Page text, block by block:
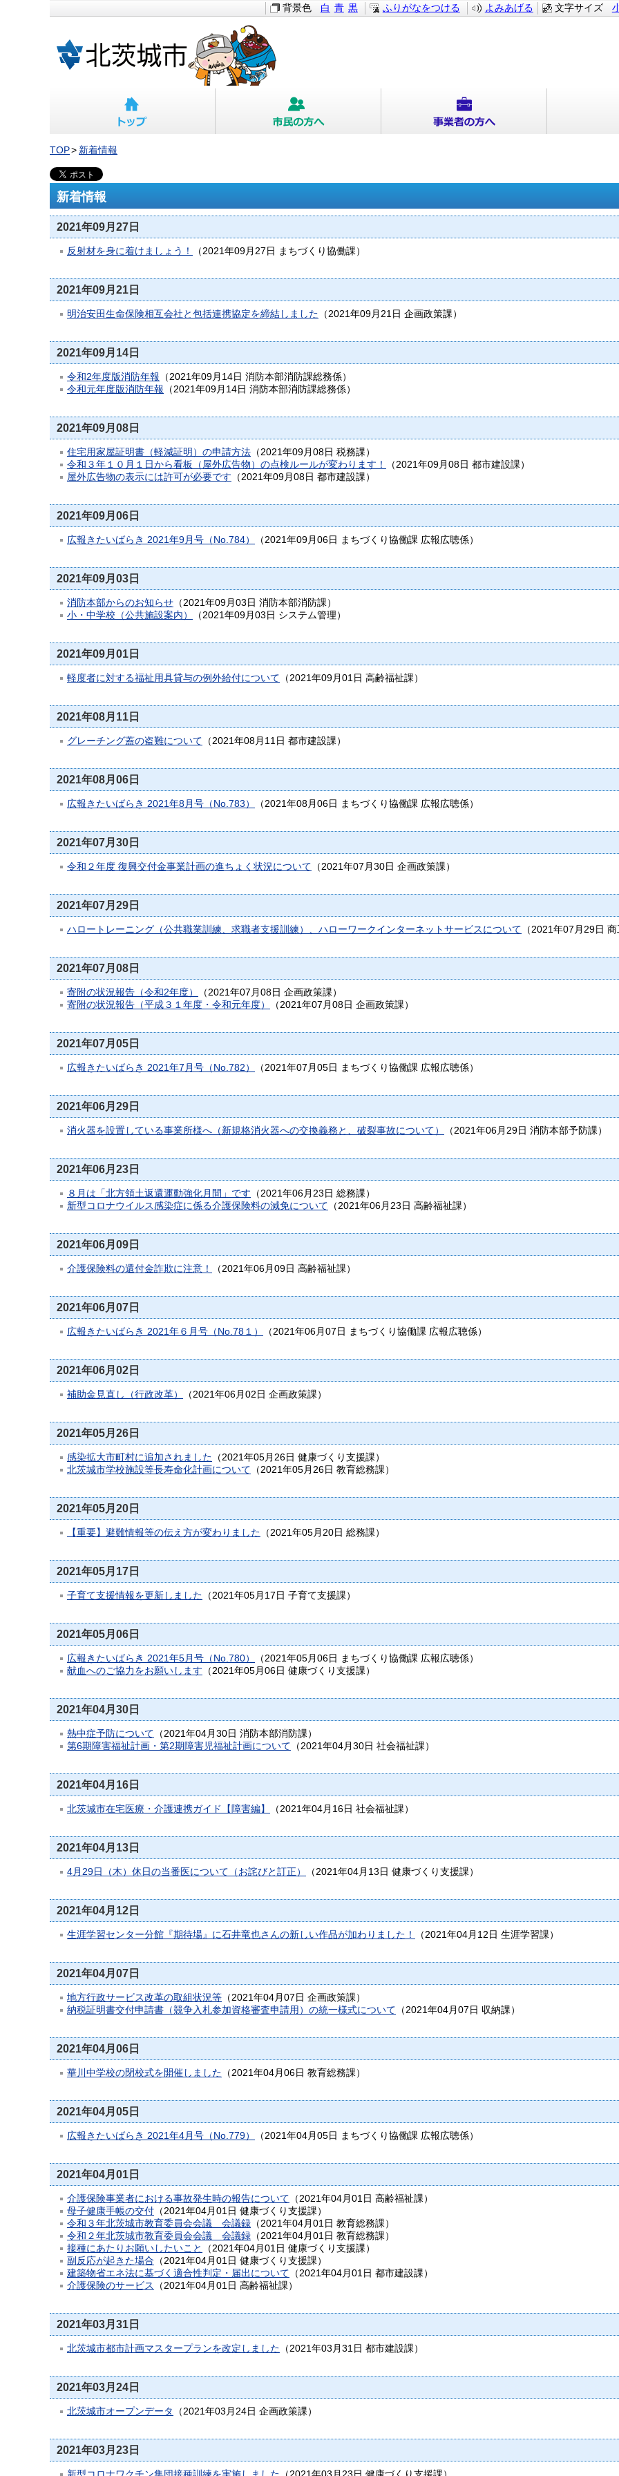
文字サイズ
背景色 白 青 黒 ふりがなをつける よみあげる
TOP 新着情報
新着情報
2021年09月27日
反射材を身に着けましょう！ （2021年09月27日 まちづくり協働課）
2021年09月21日
明治安田生命保険相互会社と包括連携協定を締結しました （2021年09月21日 企画政策課）
2021年09月14日
令和2年度版消防年報 （2021年09月14日 消防本部消防課総務係）
令和元年度版消防年報 （2021年09月14日 消防本部消防課総務係）
2021年09月08日
住宅用家屋証明書（軽減証明）の申請方法 （2021年09月08日 税務課）
令和３年１０月１日から看板（屋外広告物）の点検ルールが変わります！
（2021年09月08日 都市建設課）
屋外広告物の表示には許可が必要です （2021年09月08日 都市建設課）
2021年09月06日
広報きたいばらき 2021年9月号（No.784） （2021年09月06日 まちづくり協働課 広報広聴係）
2021年09月03日
消防本部からのお知らせ （2021年09月03日 消防本部消防課）
小・中学校（公共施設案内）
（2021年09月03日 システム管理 ）
2021年09月01日
軽度者に対する福祉用具貸与の例外給付について （2021年09月01日 高齢福祉課）
2021年08月11日
グレーチング蓋の盗難について （2021年08月11日 都市建設課）
2021年08月06日
広報きたいばらき 2021年8月号（No.783） （2021年08月06日 まちづくり協働課 広報広聴係）
2021年07月30日
令和２年度 復興交付金事業計画の進ちょく状況について （2021年07月30日 企画政策課）
2021年07月29日
ハロートレーニング（公共職業訓練、求職者支援訓練）、ハローワークインターネットサービスについて （2021年07月29日 商
2021年07月08日
寄附の状況報告（令和2年度） （2021年07月08日 企画政策課）
寄附の状況報告（平成３１年度・令和元年度）
（2021年07月08日 企画政策課）
2021年07月05日
広報きたいばらき 2021年7月号（No.782） （2021年07月05日 まちづくり協働課 広報広聴係）
2021年06月29日
消火器を設置している事業所様へ（新規格消火器への交換義務と、破裂事故について） （2021年06月29日 消防本部予防課）
2021年06月23日
８月は「北方領土返還運動強化月間」です （2021年06月23日 総務課）
新型コロナウイルス感染症に係る介護保険料の減免について （2021年06月23日 高齢福祉課）
2021年06月09日
介護保険料の還付金詐欺に注意！ （2021年06月09日 高齢福祉課）
2021年06月07日
広報きたいばらき 2021年６月号（No.78１） （2021年06月07日 まちづくり協働課 広報広聴係）
2021年06月02日
補助金見直し（行政改革） （2021年06月02日 企画政策課）
2021年05月26日
感染拡大市町村に追加されました （2021年05月26日 健康づくり支援課）
北茨城市学校施設等長寿命化計画について （2021年05月26日 教育総務課）
2021年05月20日
【重要】避難情報等の伝え方が変わりました （2021年05月20日 総務課）
2021年05月17日
子育て支援情報を更新しました （2021年05月17日 子育て支援課）
2021年05月06日
広報きたいばらき 2021年5月号（No.780） （2021年05月06日 まちづくり協働課 広報広聴係）
献血へのご協力をお願いします （2021年05月06日 健康づくり支援課）
2021年04月30日
熱中症予防について （2021年04月30日 消防本部消防課）
第6期障害福祉計画・第2期障害児福祉計画について （2021年04月30日 社会福祉課）
2021年04月16日
北茨城市在宅医療・介護連携ガイド【障害編】 （2021年04月16日 社会福祉課）
2021年04月13日
4月29日（木）休日の当番医について（お詫びと訂正） （2021年04月13日 健康づくり支援課）
2021年04月12日
生涯学習センター分館『期待場』に石井竜也さんの新しい作品が加わりました！ （2021年04月12日 生涯学習課）
2021年04月07日
地方行政サービス改革の取組状況等 （2021年04月07日 企画政策課）
納税証明書交付申請書（競争入札参加資格審査申請用）の統一様式について （2021年04月07日 収納課）
2021年04月06日
華川中学校の閉校式を開催しました （2021年04月06日 教育総務課）
2021年04月05日
広報きたいばらき 2021年4月号（No.779） （2021年04月05日 まちづくり協働課 広報広聴係）
2021年04月01日
介護保険事業者における事故発生時の報告について （2021年04月01日 高齢福祉課）
母子健康手帳の交付 （2021年04月01日 健康づくり支援課）
令和３年北茨城市教育委員会会議 会議録 （2021年04月01日 教育総務課）
令和２年北茨城市教育委員会会議 会議録 （2021年04月01日 教育総務課）
接種にあたりお願いしたいこと
（2021年04月01日 健康づくり支援課）
副反応が起きた場合 （2021年04月01日 健康づくり支援課）
建築物省エネ法に基づく適合性判定・届出について （2021年04月01日 都市建設課）
介護保険のサービス
（2021年04月01日 高齢福祉課）
2021年03月31日
北茨城市都市計画マスタープランを改定しました （2021年03月31日 都市建設課）
2021年03月24日
北茨城市オープンデータ （2021年03月24日 企画政策課）
2021年03月23日